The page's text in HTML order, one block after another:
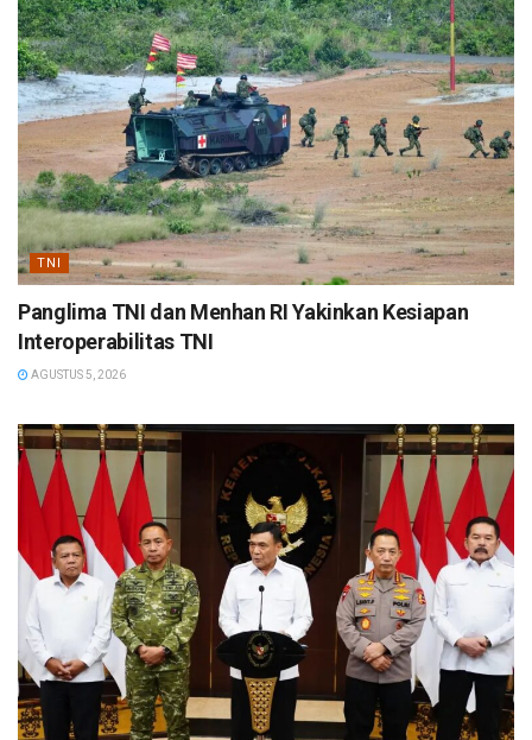
TNI
Panglima TNI dan Menhan RI Yakinkan Kesiapan
Interoperabilitas TNI
AGUSTUS 5, 2026